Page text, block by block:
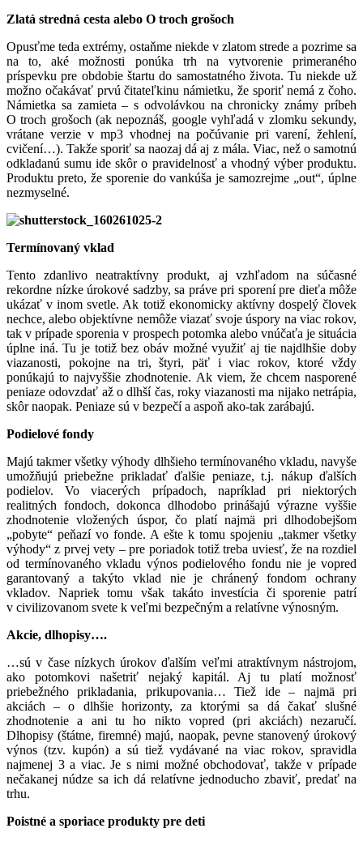
Zlatá stredná cesta alebo O troch grošoch
Opusťme teda extrémy, ostaňme niekde v zlatom strede a pozrime sa
na to, aké možnosti ponúka trh na vytvorenie primeraného
príspevku pre obdobie štartu do samostatného života. Tu niekde už
možno očakávať prvú čitateľkinu námietku, že sporiť nemá z čoho.
Námietka sa zamieta – s odvolávkou na chronicky známy príbeh
O troch grošoch (ak nepoznáš, google vyhľadá v zlomku sekundy,
vrátane verzie v mp3 vhodnej na počúvanie pri varení, žehlení,
cvičení…). Takže sporiť sa naozaj dá aj z mála. Viac, než o samotnú
odkladanú sumu ide skôr o pravidelnosť a vhodný výber produktu.
Produktu preto, že sporenie do vankúša je samozrejme „out“, úplne
nezmyselné.
Termínovaný vklad
Tento zdanlivo neatraktívny produkt, aj vzhľadom na súčasné
rekordne nízke úrokové sadzby, sa práve pri sporení pre dieťa môže
ukázať v inom svetle. Ak totiž ekonomicky aktívny dospelý človek
nechce, alebo objektívne nemôže viazať svoje úspory na viac rokov,
tak v prípade sporenia v prospech potomka alebo vnúčaťa je situácia
úplne iná. Tu je totiž bez obáv možné využiť aj tie najdlhšie doby
viazanosti, pokojne na tri, štyri, päť i viac rokov, ktoré vždy
ponúkajú to najvyššie zhodnotenie. Ak viem, že chcem nasporené
peniaze odovzdať až o dlhší čas, roky viazanosti ma nijako netrápia,
skôr naopak. Peniaze sú v bezpečí a aspoň ako-tak zarábajú.
Podielové fondy
Majú takmer všetky výhody dlhšieho termínovaného vkladu, navyše
umožňujú priebežne prikladať ďalšie peniaze, t.j. nákup ďalších
podielov. Vo viacerých prípadoch, napríklad pri niektorých
realitných fondoch, dokonca dlhodobo prinášajú výrazne vyššie
zhodnotenie vložených úspor, čo platí najmä pri dlhodobejšom
„pobyte“ peňazí vo fonde. A ešte k tomu spojeniu „takmer všetky
výhody“ z prvej vety – pre poriadok totiž treba uviesť, že na rozdiel
od termínovaného vkladu výnos podielového fondu nie je vopred
garantovaný a takýto vklad nie je chránený fondom ochrany
vkladov. Napriek tomu však takáto investícia či sporenie patrí
v civilizovanom svete k veľmi bezpečným a relatívne výnosným.
Akcie, dlhopisy….
…sú v čase nízkych úrokov ďalším veľmi atraktívnym nástrojom,
ako potomkovi našetriť nejaký kapitál. Aj tu platí možnosť
priebežného prikladania, prikupovania… Tiež ide – najmä pri
akciách – o dlhšie horizonty, za ktorými sa dá čakať slušné
zhodnotenie a ani tu ho nikto vopred (pri akciách) nezaručí.
Dlhopisy (štátne, firemné) majú, naopak, pevne stanovený úrokový
výnos (tzv. kupón) a sú tiež vydávané na viac rokov, spravidla
najmenej 3 a viac. Je s nimi možné obchodovať, takže v prípade
nečakanej núdze sa ich dá relatívne jednoducho zbaviť, predať na
trhu.
Poistné a sporiace produkty pre deti